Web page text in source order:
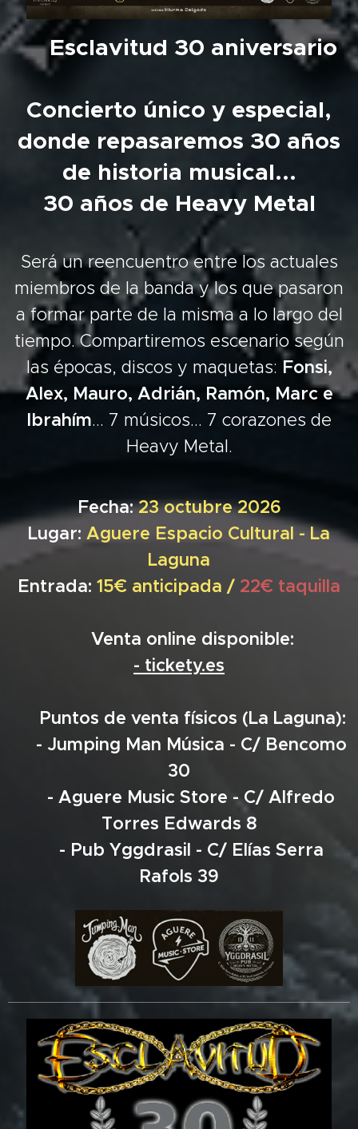
🔥Esclavitud 30 aniversario
Concierto único y especial,
donde repasaremos 30 años
de historia musical...
🤘30 años de Heavy Metal🤘
Será un reencuentro entre los actuales
miembros de la banda y los que pasaron
a formar parte de la misma a lo largo del
tiempo. Compartiremos escenario según
las épocas, discos y maquetas: Fonsi,
Alex, Mauro, Adrián, Ramón, Marc e
Ibrahím... 7 músicos... 7 corazones de
Heavy Metal.
Fecha:23 octubre 2026
Lugar: Aguere Espacio Cultural - La
Laguna
Entrada: 15€ anticipada / 22€ taquilla
➡️ Venta online disponible:
- tickety.es
➡️ Puntos de venta físicos (La Laguna):
- Jumping Man Música - C/ Bencomo
30
- Aguere Music Store - C/ Alfredo
Torres Edwards 8
- Pub Yggdrasil - C/ Elías Serra
Rafols 39